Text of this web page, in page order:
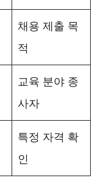
채용 제출 목
적
교육 분야 종
사자
특정 자격 확
인